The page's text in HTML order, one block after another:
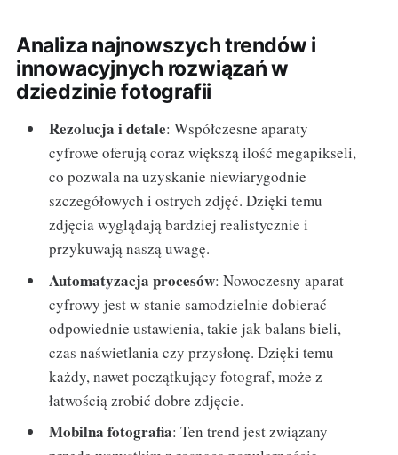
Analiza najnowszych trendów i
innowacyjnych rozwiązań w
dziedzinie fotografii
Rezolucja i detale: Współczesne aparaty
cyfrowe oferują coraz większą ilość megapikseli,
co pozwala na uzyskanie niewiarygodnie
szczegółowych i ostrych zdjęć. Dzięki temu
zdjęcia wyglądają bardziej realistycznie i
przykuwają naszą uwagę.
Automatyzacja procesów: Nowoczesny aparat
cyfrowy jest w stanie samodzielnie dobierać
odpowiednie ustawienia, takie jak balans bieli,
czas naświetlania czy przysłonę. Dzięki temu
każdy, nawet początkujący fotograf, może z
łatwością zrobić dobre zdjęcie.
Mobilna fotografia: Ten trend jest związany